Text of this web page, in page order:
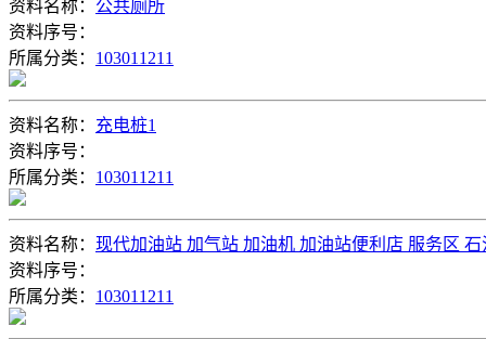
资料名称： 公共厕所
资料序号：
所属分类： 103011211
资料名称： 充电桩1
资料序号：
所属分类： 103011211
资料名称： 现代加油站 加气站 加油机 加油站便利店 服务区 石
资料序号：
所属分类： 103011211